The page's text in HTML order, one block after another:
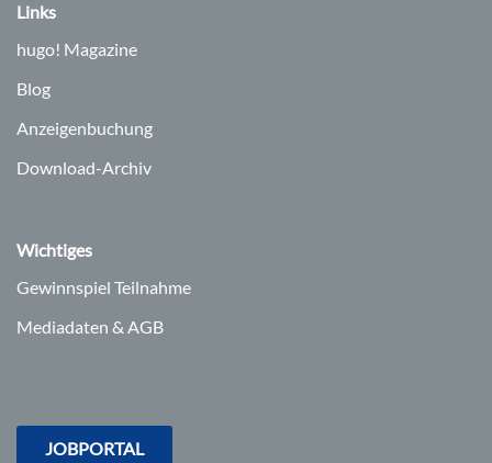
Links
hugo! Magazine
Blog
Anzeigenbuchung
Download-Archiv
Wichtiges
Gewinnspiel Teilnahme
Mediadaten & AGB
JOBPORTAL